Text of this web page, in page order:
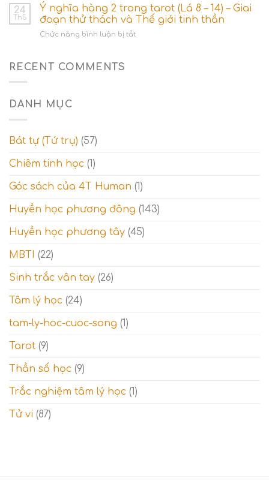
ẩn
chính
nghĩa
hàng
3
trong
linh
24
Th5
Ý nghĩa hàng 2 trong tarot (Lá 8 – 14) – Giai
đoạn thử thách và Thế giới tinh thần
Chức năng bình luận bị tắtở
thách
Thế
giới
tinh
thần
RECENT COMMENTS
DANH MỤC
Bát tự (Tứ trụ) (57)
Chiêm tinh học (1)
Góc sách của 4T Human (1)
Huyền học phương đông (143)
Huyền học phương tây (45)
MBTI (22)
Sinh trắc vân tay (26)
Tâm lý học (24)
tam-ly-hoc-cuoc-song (1)
Tarot (9)
Thần số học (9)
Trắc nghiệm tâm lý học (1)
Tử vi (87)